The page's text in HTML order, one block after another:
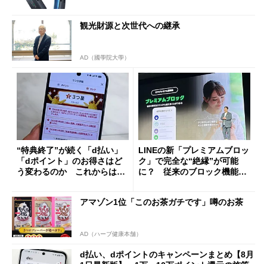
観光財源と次世代への継承
AD（國學院大學）
“特典終了”が続く「d払い」
「dポイント」のお得さはど
う変わるのか これからは
LINEの新「プレミアムブロッ
ク」で完全な“絶縁”が可能
に？ 従来のブロック機能と
アマゾン1位「このお茶ガチです」噂のお茶
AD（ハーブ健康本舗）
d払い、dポイントのキャンペーンまとめ【8月